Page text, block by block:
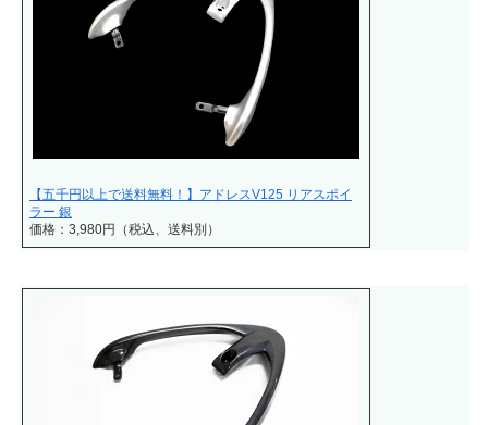
【五千円以上で送料無料！】アドレスV125 リアスポイ
ラー 銀
価格：3,980円（税込、送料別）